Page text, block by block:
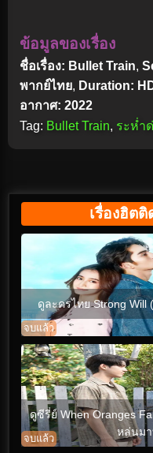
ข้อมูลของเรื่อง
ชื่อเรื่อง: Bullet Train,
พากย์ไทย, Duration:
อากาศ: 2022
Tag: Bullet Train, ระห่ำ
เรื่องฮิต
ดูละครไทย Strong Will
จบแล้ว
ดูซีรี่ย์ When Oranges
หล่นมา
จบแล้ว